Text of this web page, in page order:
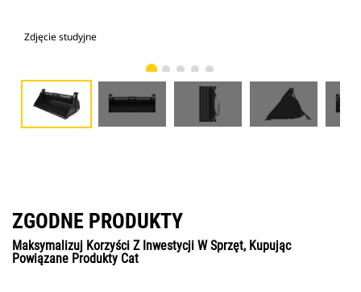
Zdjęcie studyjne
ZGODNE PRODUKTY
Maksymalizuj Korzyści Z Inwestycji W Sprzęt, Kupując
Powiązane Produkty Cat